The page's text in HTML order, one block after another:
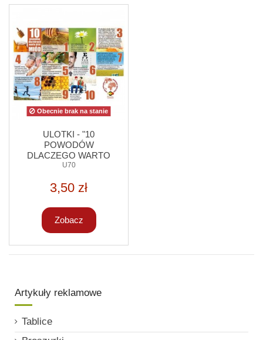
Obecnie brak na stanie
ULOTKI - "10
POWODÓW
DLACZEGO WARTO
JEŚĆ MIÓD" - 20
U70
3,50 zł
Zobacz
Artykuły reklamowe
Tablice